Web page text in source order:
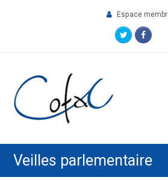
Espace
Twitter
Veilles parlementaire